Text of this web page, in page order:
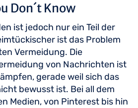
Don´t Know
ist jedoch nur ein Teil der
ist das Problem
Vermeidung. Die
von Nachrichten ist
gerade weil sich das
bewusst ist. Bei all dem
Medien, von Pinterest bis hin